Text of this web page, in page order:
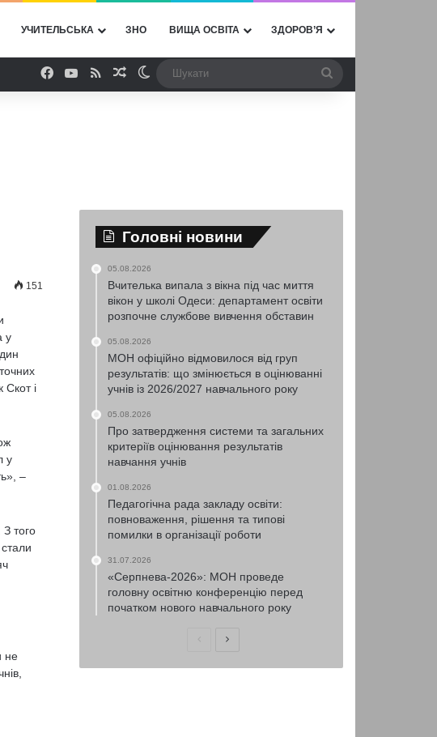
УЧИТЕЛЬСЬКА ЗНО ВИЩА ОСВІТА ЗДОРОВ’Я
Facebook
YouTube
RSSВипадкова стаття
Switch skin
151
у
і
у
–
того
не
Головні новини
05.08.2026
Вчителька випала з вікна під час миття
вікон у школі Одеси: департамент освіти
розпочне службове вивчення обставин
05.08.2026
МОН офіційно відмовилося від груп
результатів: що змінюється в оцінюванні
учнів із 2026/2027 навчального року
05.08.2026
Про затвердження системи та загальних
критеріїв оцінювання результатів
навчання учнів
01.08.2026
Педагогічна рада закладу освіти:
повноваження, рішення та типові
помилки в організації роботи
31.07.2026
«Серпнева-2026»: МОН проведе
головну освітню конференцію перед
початком нового навчального року
ПопередняНаступна